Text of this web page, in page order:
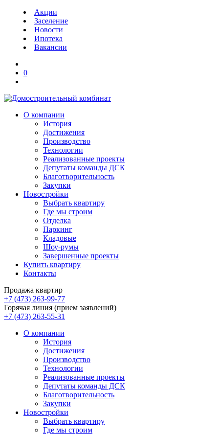
Акции
Заселение
Новости
Ипотека
Вакансии
0
О компании
История
Достижения
Производство
Технологии
Реализованные проекты
Депутаты команды ДСК
Благотворительность
Закупки
Новостройки
Выбрать квартиру
Где мы строим
Отделка
Паркинг
Кладовые
Шоу-румы
Завершенные проекты
Купить квартиру
Контакты
Продажа квартир
+7 (473) 263-99-77
Горячая линия (прием заявлений)
+7 (473) 263-55-31
О компании
История
Достижения
Производство
Технологии
Реализованные проекты
Депутаты команды ДСК
Благотворительность
Закупки
Новостройки
Выбрать квартиру
Где мы строим